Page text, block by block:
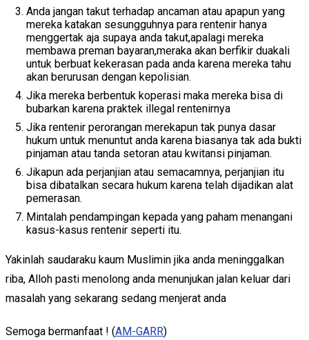
Anda jangan takut terhadap ancaman atau apapun yang
mereka katakan sesungguhnya para rentenir hanya
menggertak aja supaya anda takut,apalagi mereka
membawa preman bayaran,meraka akan berfikir duakali
untuk berbuat kekerasan pada anda karena mereka tahu
akan berurusan dengan kepolisian.
Jika mereka berbentuk koperasi maka mereka bisa di
bubarkan karena praktek illegal rentenirnya
Jika rentenir perorangan merekapun tak punya dasar
hukum untuk menuntut anda karena biasanya tak ada bukti
pinjaman atau tanda setoran atau kwitansi pinjaman.
Jikapun ada perjanjian atau semacamnya, perjanjian itu
bisa dibatalkan secara hukum karena telah dijadikan alat
pemerasan.
Mintalah pendampingan kepada yang paham menangani
kasus-kasus rentenir seperti itu.
Yakinlah saudaraku kaum Muslimin jika anda meninggalkan
riba, Alloh pasti menolong anda menunjukan jalan keluar dari
masalah yang sekarang sedang menjerat anda
Semoga bermanfaat ! (AM-GARR)